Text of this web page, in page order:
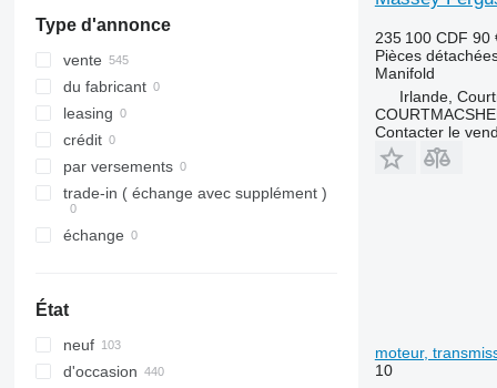
MXU
Magnum
Maxxum
Optum
Puma
Quadtrac
STX
2130
2140
2256
2650
2850
3040
3050
3140
3400
3415
5713
6140
6150
6180
6260
6465
6485
7278
9380
Type d'annonce
vente
du fabricant
leasing
crédit
par versements
trade-in ( échange avec supplément )
échange
État
neuf
d'occasion
235 100 CDF 90
Pièces
Manifold
Irlande,
Contacter le
moteur,
10